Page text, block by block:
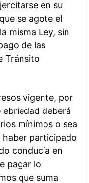
en su
se agote el
misma Ley, sin
de las
Tránsito
vigente, por
deberá
mínimos o sea
haber participado
conducía en
pagar lo
que suma